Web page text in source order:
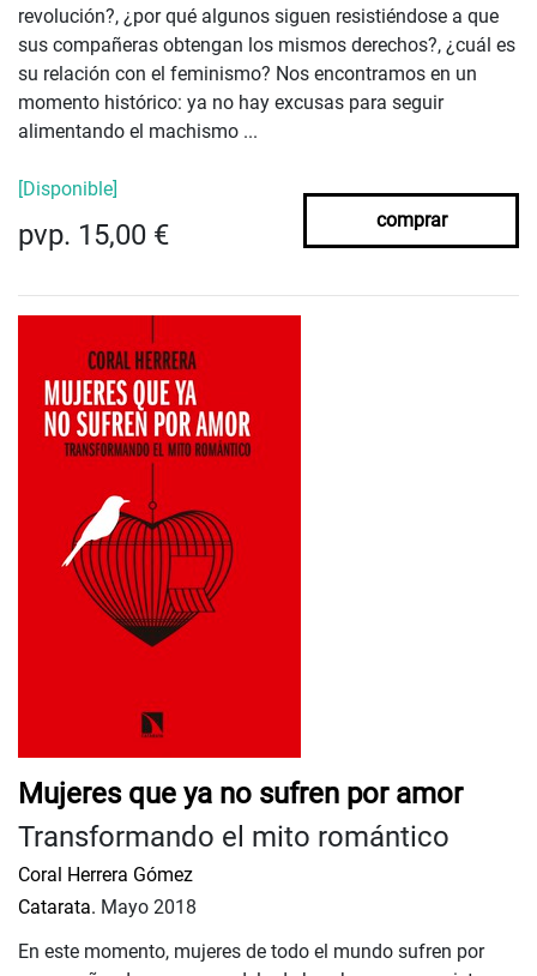
revolución?, ¿por qué algunos siguen resistiéndose a que
sus compañeras obtengan los mismos derechos?, ¿cuál es
su relación con el feminismo? Nos encontramos en un
momento histórico: ya no hay excusas para seguir
alimentando el machismo ...
[Disponible]
pvp. 15,00 € comprar
Mujeres que ya no sufren por amor
Transformando el mito romántico
Coral Herrera Gómez
Catarata. Mayo 2018
En este momento, mujeres de todo el mundo sufren por